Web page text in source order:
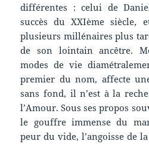
différentes : celui de
succès du XXIème siècle,
plusieurs millénaires plus
de son lointain ancêtre.
modes de vie
premier du nom, affecte
sans fond, il n’est à la
l’Amour. Sous ses propos
le gouffre immense du
peur du vide, l’angoisse de